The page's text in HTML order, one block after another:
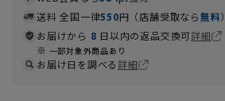
送料 全国一律550円（店舗受取なら無料）
お届けから 8 日以内の返品交換可詳細
一部対象外商品あり
お届け日を調べる詳細